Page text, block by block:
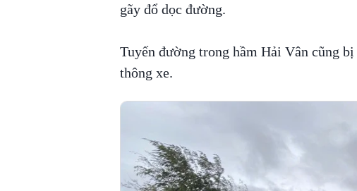
gãy đổ dọc đường.
Tuyến đường trong hầm Hải Vân cũng bị
thông xe.